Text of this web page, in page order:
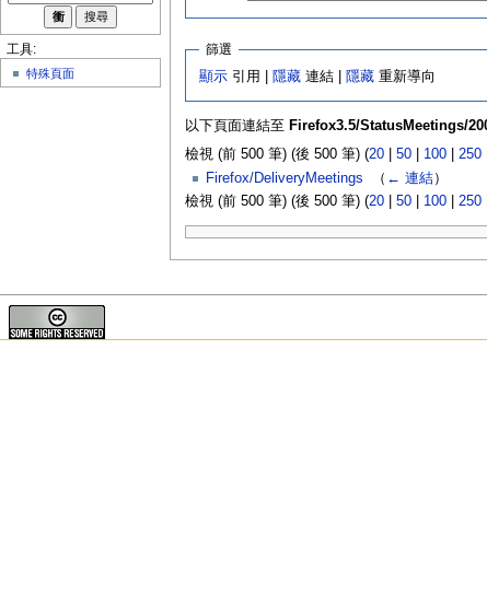
篩選
顯示 引用 | 隱藏 連結 | 隱藏 重新導向
以下頁面連結至 Firefox3.5/StatusMeetings/
檢視 (前 500 筆) (後 500 筆) (20| 50| 100| 250|
Firefox/DeliveryMeetings
（ ← 連結）
檢視 (前 500 筆) (後 500 筆) (20| 50| 100| 250|
工具:
特殊頁面